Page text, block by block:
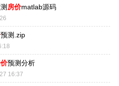
房价matlab源码
预测.zip
预测分析
16:37